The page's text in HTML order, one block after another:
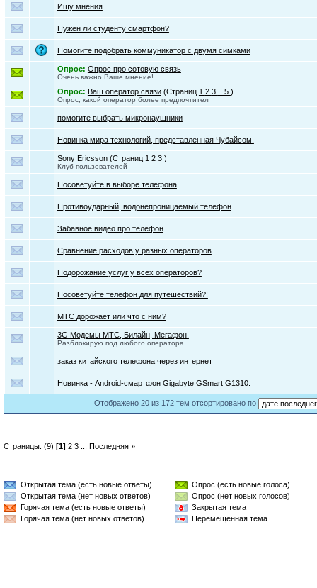
Ищу мнения
Нужен ли студенту смартфон?
Помогите подобрать коммуникатор с двумя симками
Опрос: Опрос про сотовую связь
Очень важно Ваше мнение!
Опрос: Ваш оператор связи (Страниц 1 2 3 ...5 )
Опрос, какой оператор более предпочтител
помогите выбрать микронаушники
Новинка мира технологий, представленная Чубайсом.
Sony Ericsson (Страниц 1 2 3 )
Клуб пользователей
Посоветуйте в выборе телефона
Противоударный, водонепроницаемый телефон
Забавное видео про телефон
Сравнение расходов у разных операторов
Подорожание услуг у всех операторов?
Посоветуйте телефон для путешествий?!
МТС дорожает или что с ним?
3G Модемы МТС, Билайн, Мегафон.
Разблокирую под любого оператора
заказ китайского телефона через интернет
Новинка - Android-смартфон Gigabyte GSmart G1310.
Отображено 20 из 172 тем отсортировано по
Страницы: (9) [1] 2 3... Последняя »
Открытая тема (есть новые ответы)
Открытая тема (нет новых ответов)
Горячая тема (есть новые ответы)
Горячая тема (нет новых ответов)
Опрос (есть новые голоса)
Опрос (нет новых голосов)
Закрытая тема
Перемещённая тема